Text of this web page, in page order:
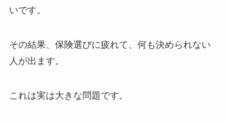
いです。
その結果、保険選びに疲れて、何も決められない
人が出ます。
これは実は大きな問題です。